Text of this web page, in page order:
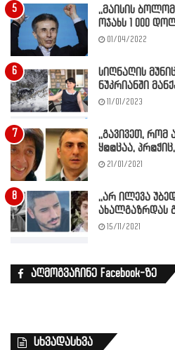
,,მაისის
ოჯახს 1 000
01/04/2022
სიღნაღის
ნუკრიანში
11/01/2023
,,გავივეთ,
ყ@@ცაა,
21/01/2021
,,არ ილევა
ახალგაზრდას
15/11/2021
აღმოგვაჩინე Facebook-ზე
სხვადასხვა